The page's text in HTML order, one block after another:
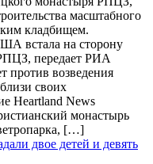
масштабного
кладбищем.
встала на сторону
передает РИА
против возведения
своих
Heartland News
монастырь
[…]
двое детей и девять